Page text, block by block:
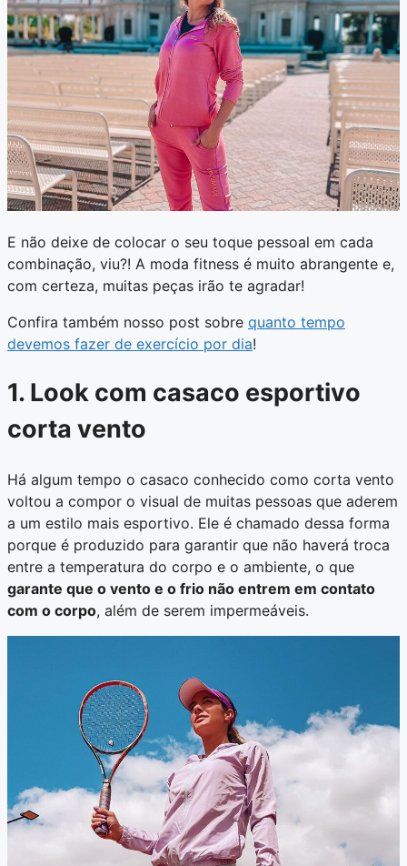
E não deixe de colocar o seu toque pessoal em cada
combinação, viu?! A moda fitness é muito abrangente e,
com certeza, muitas peças irão te agradar!
Confira também nosso post sobre quanto tempo
devemos fazer de exercício por dia!
1. Look com casaco esportivo
corta vento
Há algum tempo o casaco conhecido como corta vento
voltou a compor o visual de muitas pessoas que aderem
a um estilo mais esportivo. Ele é chamado dessa forma
porque é produzido para garantir que não haverá troca
entre a temperatura do corpo e o ambiente, o que
garante que o vento e o frio não entrem em contato
com o corpo, além de serem impermeáveis.